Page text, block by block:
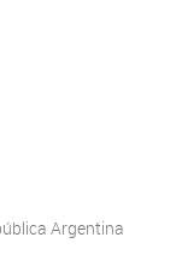
Argentina